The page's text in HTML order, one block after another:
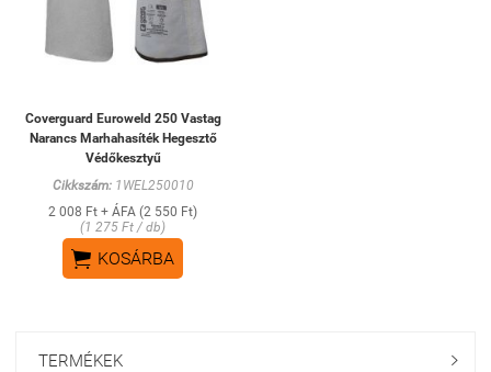
Coverguard Euroweld 250 Vastag
Narancs Marhahasíték Hegesztő
Védőkesztyű
Cikkszám:1WEL250010
2 008 Ft + ÁFA (2 550 Ft)
(1 275 Ft / db)
 KOSÁRBA
TERMÉKEK 